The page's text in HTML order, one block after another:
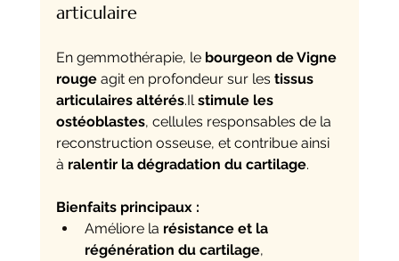
articulaire
En gemmothérapie, le bourgeon de Vigne
rouge agit en profondeur sur les tissus
articulaires altérés.Il stimule les
ostéoblastes, cellules responsables de la
reconstruction osseuse, et contribue ainsi
à ralentir la dégradation du cartilage.
Bienfaits principaux :
Améliore la résistance et la
régénération du cartilage,